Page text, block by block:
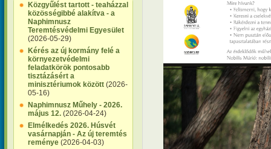
Közgyűlést tartott - teaházzal
közösségibbé alakítva - a
Naphimnusz
Teremtésvédelmi Egyesület
(2026-05-29)
Kérés az új kormány felé a
környezetvédelmi
feladatkörök pontosabb
tisztázásért a
minisztériumok között (2026-
05-16)
Naphimnusz Műhely - 2026.
május 12. (2026-04-24)
Elmélkedés 2026. Húsvét
vasárnapján - Az új teremtés
reménye (2026-04-03)